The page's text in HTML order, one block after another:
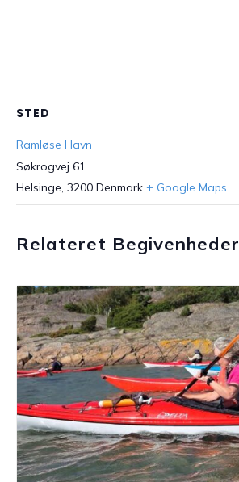
STED
Ramløse Havn
Søkrogvej 61
Helsinge, 3200 Denmark + Google Maps
Relateret Begivenheder